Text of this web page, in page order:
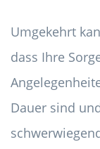
Umgekehrt
dass Ihre
Dauer sind